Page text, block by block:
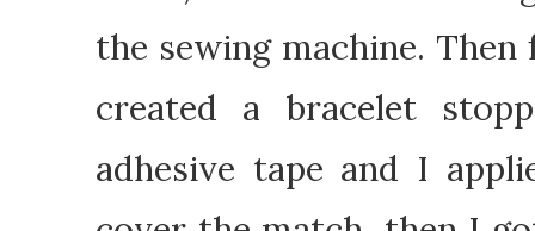
the sewing machine. Then
created
a bracelet
adhesive tape and I